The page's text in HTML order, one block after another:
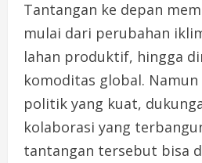
Tantangan ke depan
mulai dari perubahan
lahan produktif, hingga
komoditas global. Namun
politik yang kuat,
kolaborasi yang
tantangan tersebut bisa